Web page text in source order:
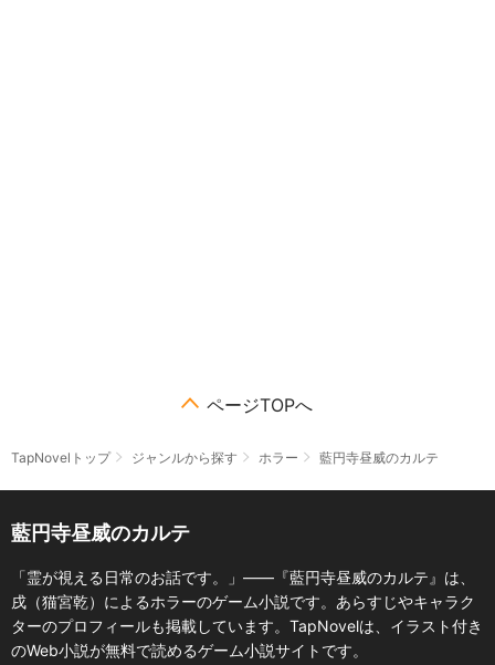
ページTOPへ
TapNovelトップ ジャンルから探す ホラー 藍円寺昼威のカルテ
藍円寺昼威のカルテ
「霊が視える日常のお話です。」――『藍円寺昼威のカルテ』は、
戌（猫宮乾）によるホラーのゲーム小説です。あらすじやキャラク
ターのプロフィールも掲載しています。TapNovelは、イラスト付き
のWeb小説が無料で読めるゲーム小説サイトです。